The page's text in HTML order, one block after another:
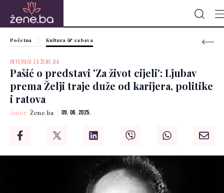
Početna Kultura & zabava
INTERVJU ZA ŽENE.BA
Pašić o predstavi 'Za život cijeli': Ljubav
prema Želji traje duže od karijera, politike
i ratova
Autor:Žene.ba 09. 06. 2025.